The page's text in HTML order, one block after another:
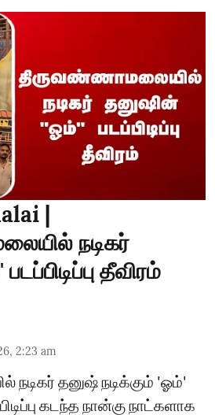
|
நடிகர்
தீவிரம்
2:23 am
தனுஷ் நடிக்கும் 'ஓம்'
கடந்த நான்கு நாட்களாக